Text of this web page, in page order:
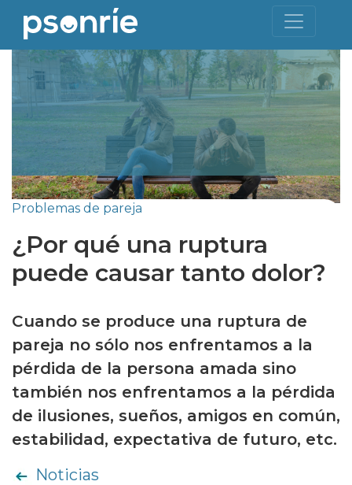
Problemas de pareja
¿Por qué una ruptura
puede causar tanto dolor?
Cuando se produce una ruptura de
pareja no sólo nos enfrentamos a la
pérdida de la persona amada sino
también nos enfrentamos a la pérdida
de ilusiones, sueños, amigos en común,
estabilidad, expectativa de futuro, etc.
Noticias